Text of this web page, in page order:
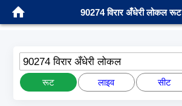
90274 विरार अँधेरी लोकल रूट
90274 विरार अँधेरी लोकल
रूट लाइव सीट